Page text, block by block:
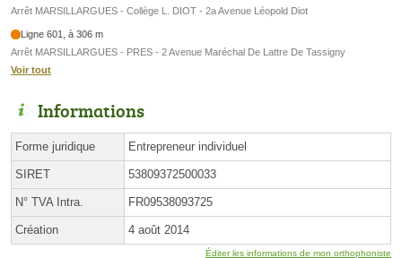
Arrêt MARSILLARGUES - Collège L. DIOT - 2a Avenue Léopold Diot
Ligne 601, à 306 m
Arrêt MARSILLARGUES - PRES - 2 Avenue Maréchal De Lattre De Tassigny
Voir tout
Informations
Forme juridique Entrepreneur individuel
SIRET 53809372500033
N° TVA Intra. FR09538093725
Création 4 août 2014
Éditer les informations de mon orthophoniste